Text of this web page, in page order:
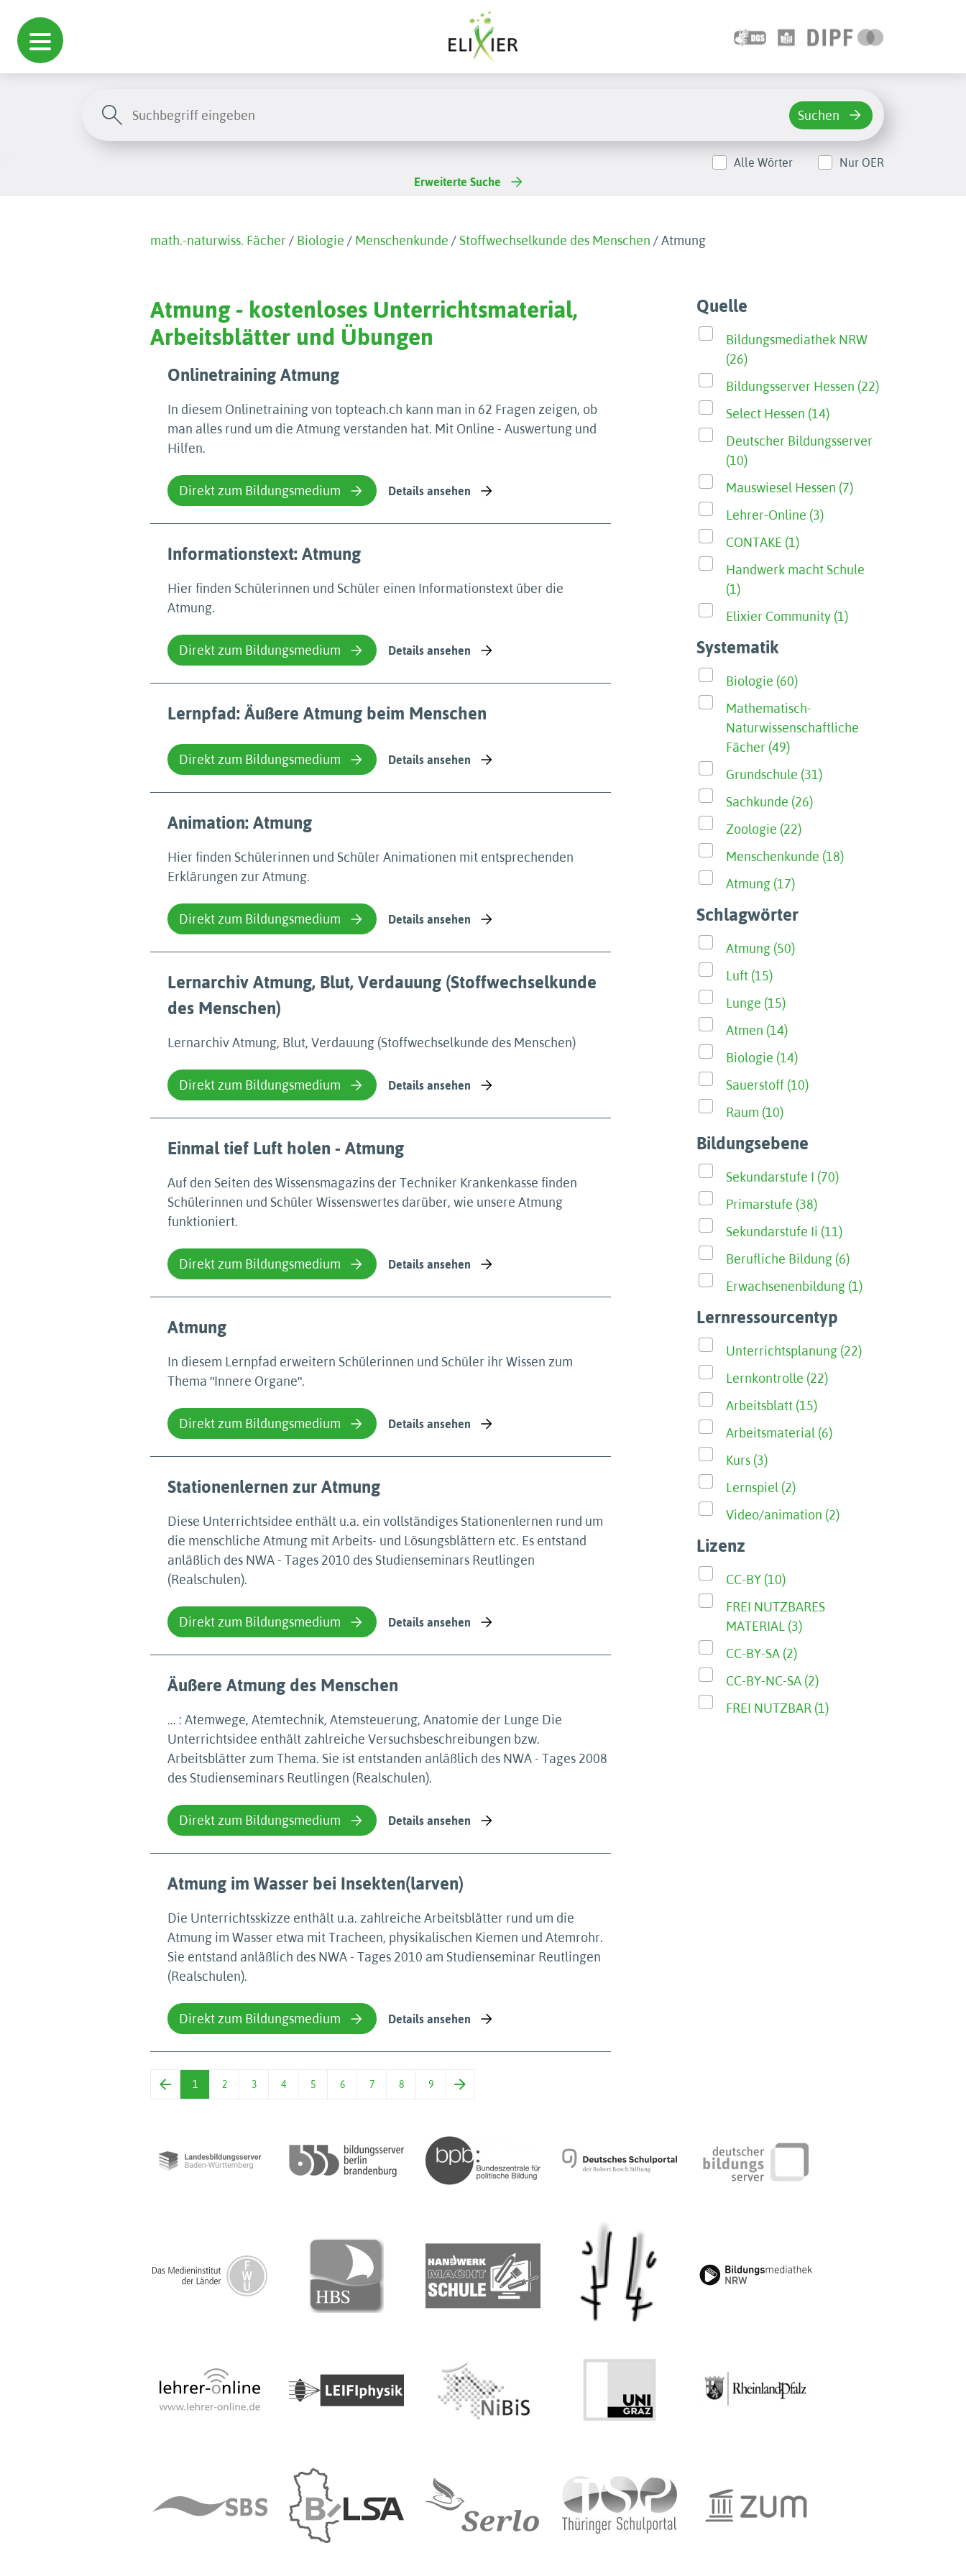
Suchen
Alle Wörter
Nur OER
Erweiterte Suche
math.-naturwiss. Fächer / Biologie / Menschenkunde /Stoffwechselkunde des Menschen /Atmung
Atmung - kostenloses Unterrichtsmaterial,
Arbeitsblätter und Übungen
Onlinetraining Atmung
In diesem Onlinetraining von topteach.ch kann man in 62 Fragen zeigen, ob
man alles rund um die Atmung verstanden hat. Mit Online - Auswertung und
Hilfen.
Direkt zum Bildungsmedium Details ansehen
Informationstext: Atmung
Hier finden Schülerinnen und Schüler einen Informationstext über die
Atmung.
Direkt zum Bildungsmedium Details ansehen
Lernpfad: Äußere Atmung beim Menschen
Direkt zum Bildungsmedium Details ansehen
Animation: Atmung
Hier finden Schülerinnen und Schüler Animationen mit entsprechenden
Erklärungen zur Atmung.
Direkt zum Bildungsmedium Details ansehen
Lernarchiv Atmung, Blut, Verdauung (Stoffwechselkunde
des Menschen)
Lernarchiv Atmung, Blut, Verdauung (Stoffwechselkunde des Menschen)
Direkt zum Bildungsmedium Details ansehen
Einmal tief Luft holen - Atmung
Auf den Seiten des Wissensmagazins der Techniker Krankenkasse finden
Schülerinnen und Schüler Wissenswertes darüber, wie unsere Atmung
funktioniert.
Direkt zum Bildungsmedium Details ansehen
Atmung
In diesem Lernpfad erweitern Schülerinnen und Schüler ihr Wissen zum
Thema ʺInnere Organeʺ.
Direkt zum Bildungsmedium Details ansehen
Stationenlernen zur Atmung
Diese Unterrichtsidee enthält u.a. ein vollständiges Stationenlernen rund um
die menschliche Atmung mit Arbeits- und Lösungsblättern etc. Es entstand
anläßlich des NWA - Tages 2010 des Studienseminars Reutlingen
(Realschulen).
Direkt zum Bildungsmedium Details ansehen
Äußere Atmung des Menschen
... : Atemwege, Atemtechnik, Atemsteuerung, Anatomie der Lunge Die
Unterrichtsidee enthält zahlreiche Versuchsbeschreibungen bzw.
Arbeitsblätter zum Thema. Sie ist entstanden anläßlich des NWA - Tages 2008
des Studienseminars Reutlingen (Realschulen).
Direkt zum Bildungsmedium Details ansehen
Atmung im Wasser bei Insekten(larven)
Die Unterrichtsskizze enthält u.a. zahlreiche Arbeitsblätter rund um die
Atmung im Wasser etwa mit Tracheen, physikalischen Kiemen und Atemrohr.
Sie entstand anläßlich des NWA - Tages 2010 am Studienseminar Reutlingen
(Realschulen).
Direkt zum Bildungsmedium Details ansehen
1 2 3 4 5 6 7 8 9
Quelle
Bildungsmediathek NRW
(26)
Bildungsserver Hessen (22)
Select Hessen (14)
Deutscher Bildungsserver
(10)
Mauswiesel Hessen (7)
Lehrer-Online (3)
CONTAKE (1)
Handwerk macht Schule
(1)
Elixier Community (1)
Systematik
Biologie (60)
Mathematisch-
Naturwissenschaftliche
Fächer (49)
Grundschule (31)
Sachkunde (26)
Zoologie (22)
Menschenkunde (18)
Atmung (17)
Schlagwörter
Atmung (50)
Luft (15)
Lunge (15)
Atmen (14)
Biologie (14)
Sauerstoff (10)
Raum (10)
Bildungsebene
Sekundarstufe I (70)
Primarstufe (38)
Sekundarstufe Ii (11)
Berufliche Bildung (6)
Erwachsenenbildung (1)
Lernressourcentyp
Unterrichtsplanung (22)
Lernkontrolle (22)
Arbeitsblatt (15)
Arbeitsmaterial (6)
Kurs (3)
Lernspiel (2)
Video/animation (2)
Lizenz
CC-BY (10)
FREI NUTZBARES
MATERIAL (3)
CC-BY-SA (2)
CC-BY-NC-SA (2)
FREI NUTZBAR (1)